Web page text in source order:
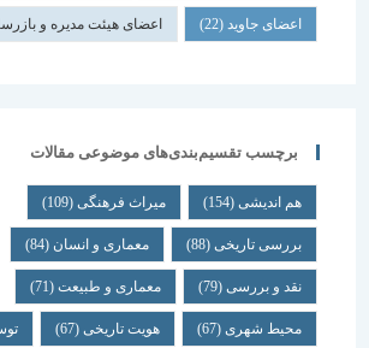
اعضای جاوید(22) اعضای هیئت مدیره و بازرسان(7)
برچسب تقسیم‌بندی‌های موضوعی مقالات
هم اندیشی (154) میراث فرهنگی (109)
بررسی تاریخی (88) معماری و انسان (84)
نقد و بررسی (79) معماری و طبیعت (71)
محیط شهری(67) هویت تاریخی(67) توسعه